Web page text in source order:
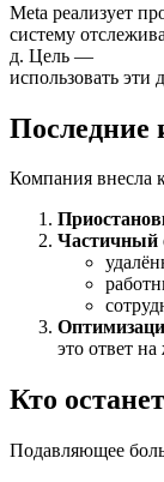
Meta реализует
систему
д. Цель —
использовать
Последние
Компания внесла
Частичный
это ответ
Кто
Подавляющее